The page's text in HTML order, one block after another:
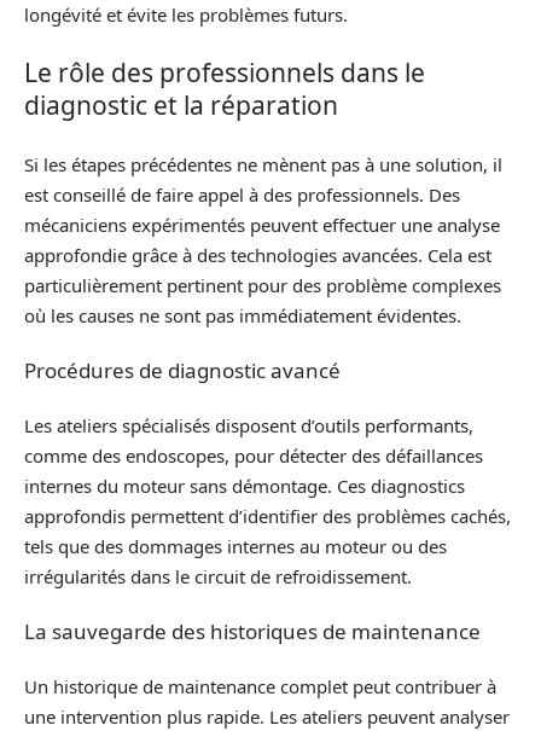
longévité et évite les problèmes futurs.
Le rôle des professionnels dans le
diagnostic et la réparation
Si les étapes précédentes ne mènent pas à une solution, il
est conseillé de faire appel à des professionnels. Des
mécaniciens expérimentés peuvent effectuer une analyse
approfondie grâce à des technologies avancées. Cela est
particulièrement pertinent pour des problème complexes
où les causes ne sont pas immédiatement évidentes.
Procédures de diagnostic avancé
Les ateliers spécialisés disposent d’outils performants,
comme des endoscopes, pour détecter des défaillances
internes du moteur sans démontage. Ces diagnostics
approfondis permettent d’identifier des problèmes cachés,
tels que des dommages internes au moteur ou des
irrégularités dans le circuit de refroidissement.
La sauvegarde des historiques de maintenance
Un historique de maintenance complet peut contribuer à
une intervention plus rapide. Les ateliers peuvent analyser